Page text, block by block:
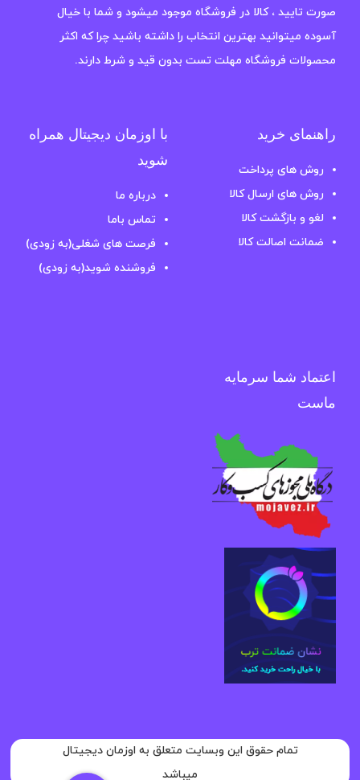
صورت تایید ، کالا در فروشگاه موجود میشود و شما با خیال
آسوده میتوانید بهترین انتخاب را داشته باشید چرا که اکثر
محصولات فروشگاه مهلت تست بدون قید و شرط دارند.
راهنمای خرید
روش های پرداخت
روش های ارسال کالا
لغو و بازگشت کالا
ضمانت اصالت کالا
با اوزمان دیجیتال همراه
شوید
درباره ما
تماس باما
فرصت های شغلی(به زودی)
فروشنده شوید(به زودی)
اعتماد شما سرمایه
ماست
تمام حقوق این وبسایت متعلق به اوزمان دیجیتال
میباشد